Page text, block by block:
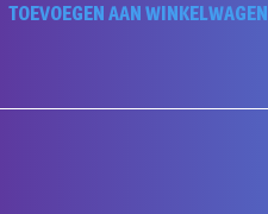
TOEVOEGEN AAN WINKELWAGEN